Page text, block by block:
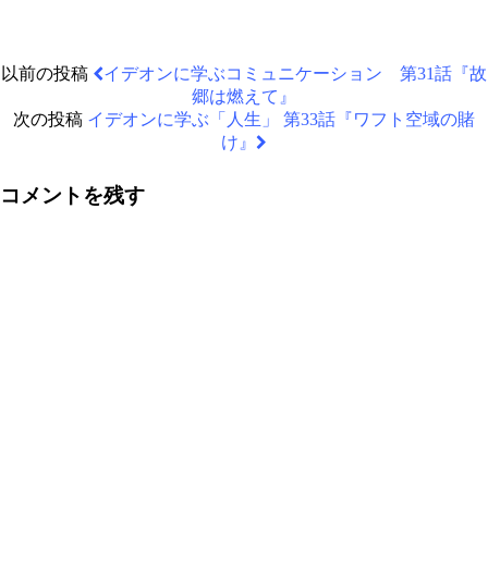
以前の投稿
イデオンに学ぶコミュニケーション 第31話『故
郷は燃えて』
次の投稿 イデオンに学ぶ「人生」 第33話『ワフト空域の賭
け』
コメントを残す